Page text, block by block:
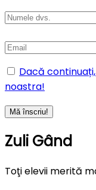
Dacă
noastra!
Zuli Gând
Toţi elevii merită